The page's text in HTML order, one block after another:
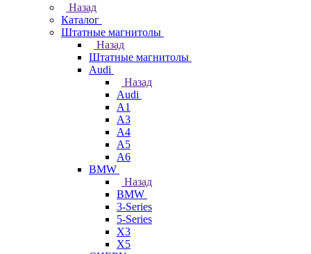
Назад
Каталог
Штатные магнитолы
Назад
Штатные магнитолы
Audi
Назад
Audi
A1
A3
A4
A5
A6
BMW
Назад
BMW
3-Series
5-Series
X3
X5